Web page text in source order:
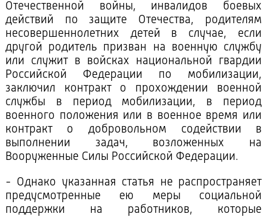
Отечественной войны, инвалидов боевых
действий по защите Отечества, родителям
несовершеннолетних детей в случае, если
другой родитель призван на военную службу
или служит в войсках национальной гвардии
Российской Федерации по мобилизации,
заключил контракт о прохождении военной
службы в период мобилизации, в период
военного положения или в военное время или
контракт о добровольном содействии в
выполнении задач, возложенных на
Вооруженные Силы Российской Федерации.
- Однако указанная статья не распространяет
предусмотренные ею меры социальной
поддержки на работников, которые